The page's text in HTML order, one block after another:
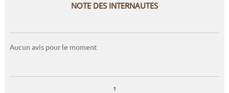
NOTE DES INTERNAUTES
Aucun avis pour le moment
1